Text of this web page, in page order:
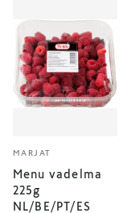
MARJAT
Menu vadelma
225g
NL/BE/PT/ES